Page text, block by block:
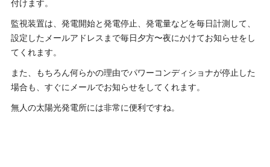
付けます。
監視装置は、発電開始と発電停止、発電量などを毎日計測して、
設定したメールアドレスまで毎日夕方〜夜にかけてお知らせをし
てくれます。
また、もちろん何らかの理由でパワーコンディショナが停止した
場合も、すぐにメールでお知らせをしてくれます。
無人の太陽光発電所には非常に便利ですね。